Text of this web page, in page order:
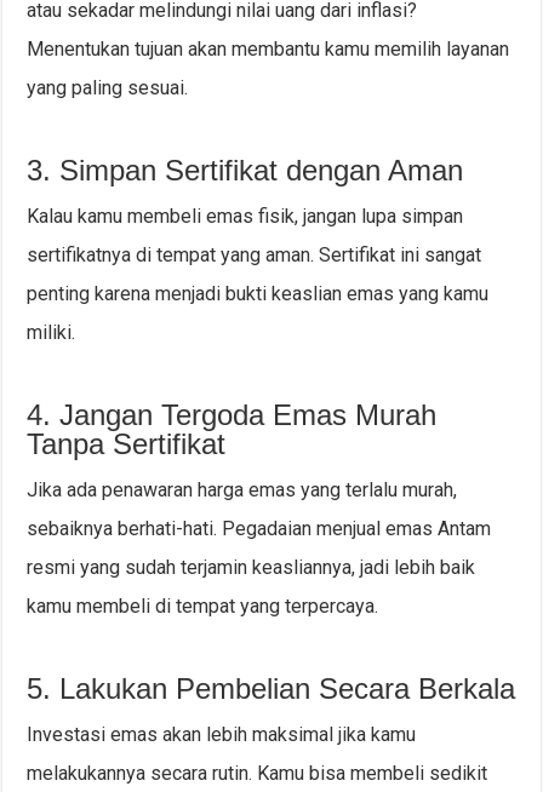
atau sekadar melindungi nilai uang dari inflasi?
Menentukan tujuan akan membantu kamu memilih layanan
yang paling sesuai.
3. Simpan Sertifikat dengan Aman
Kalau kamu membeli emas fisik, jangan lupa simpan
sertifikatnya di tempat yang aman. Sertifikat ini sangat
penting karena menjadi bukti keaslian emas yang kamu
miliki.
4. Jangan Tergoda Emas Murah
Tanpa Sertifikat
Jika ada penawaran harga emas yang terlalu murah,
sebaiknya berhati-hati. Pegadaian menjual emas Antam
resmi yang sudah terjamin keasliannya, jadi lebih baik
kamu membeli di tempat yang terpercaya.
5. Lakukan Pembelian Secara Berkala
Investasi emas akan lebih maksimal jika kamu
melakukannya secara rutin. Kamu bisa membeli sedikit